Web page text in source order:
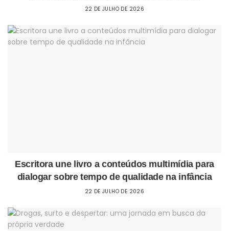
22 DE JULHO DE 2026
Escritora une livro a conteúdos multimídia para
dialogar sobre tempo de qualidade na infância
22 DE JULHO DE 2026